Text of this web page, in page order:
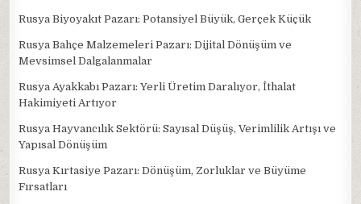
Rusya Biyoyakıt Pazarı: Potansiyel Büyük, Gerçek Küçük
Rusya Bahçe Malzemeleri Pazarı: Dijital Dönüşüm ve
Mevsimsel Dalgalanmalar
Rusya Ayakkabı Pazarı: Yerli Üretim Daralıyor, İthalat
Hakimiyeti Artıyor
Rusya Hayvancılık Sektörü: Sayısal Düşüş, Verimlilik Artışı ve
Yapısal Dönüşüm
Rusya Kırtasiye Pazarı: Dönüşüm, Zorluklar ve Büyüme
Fırsatları